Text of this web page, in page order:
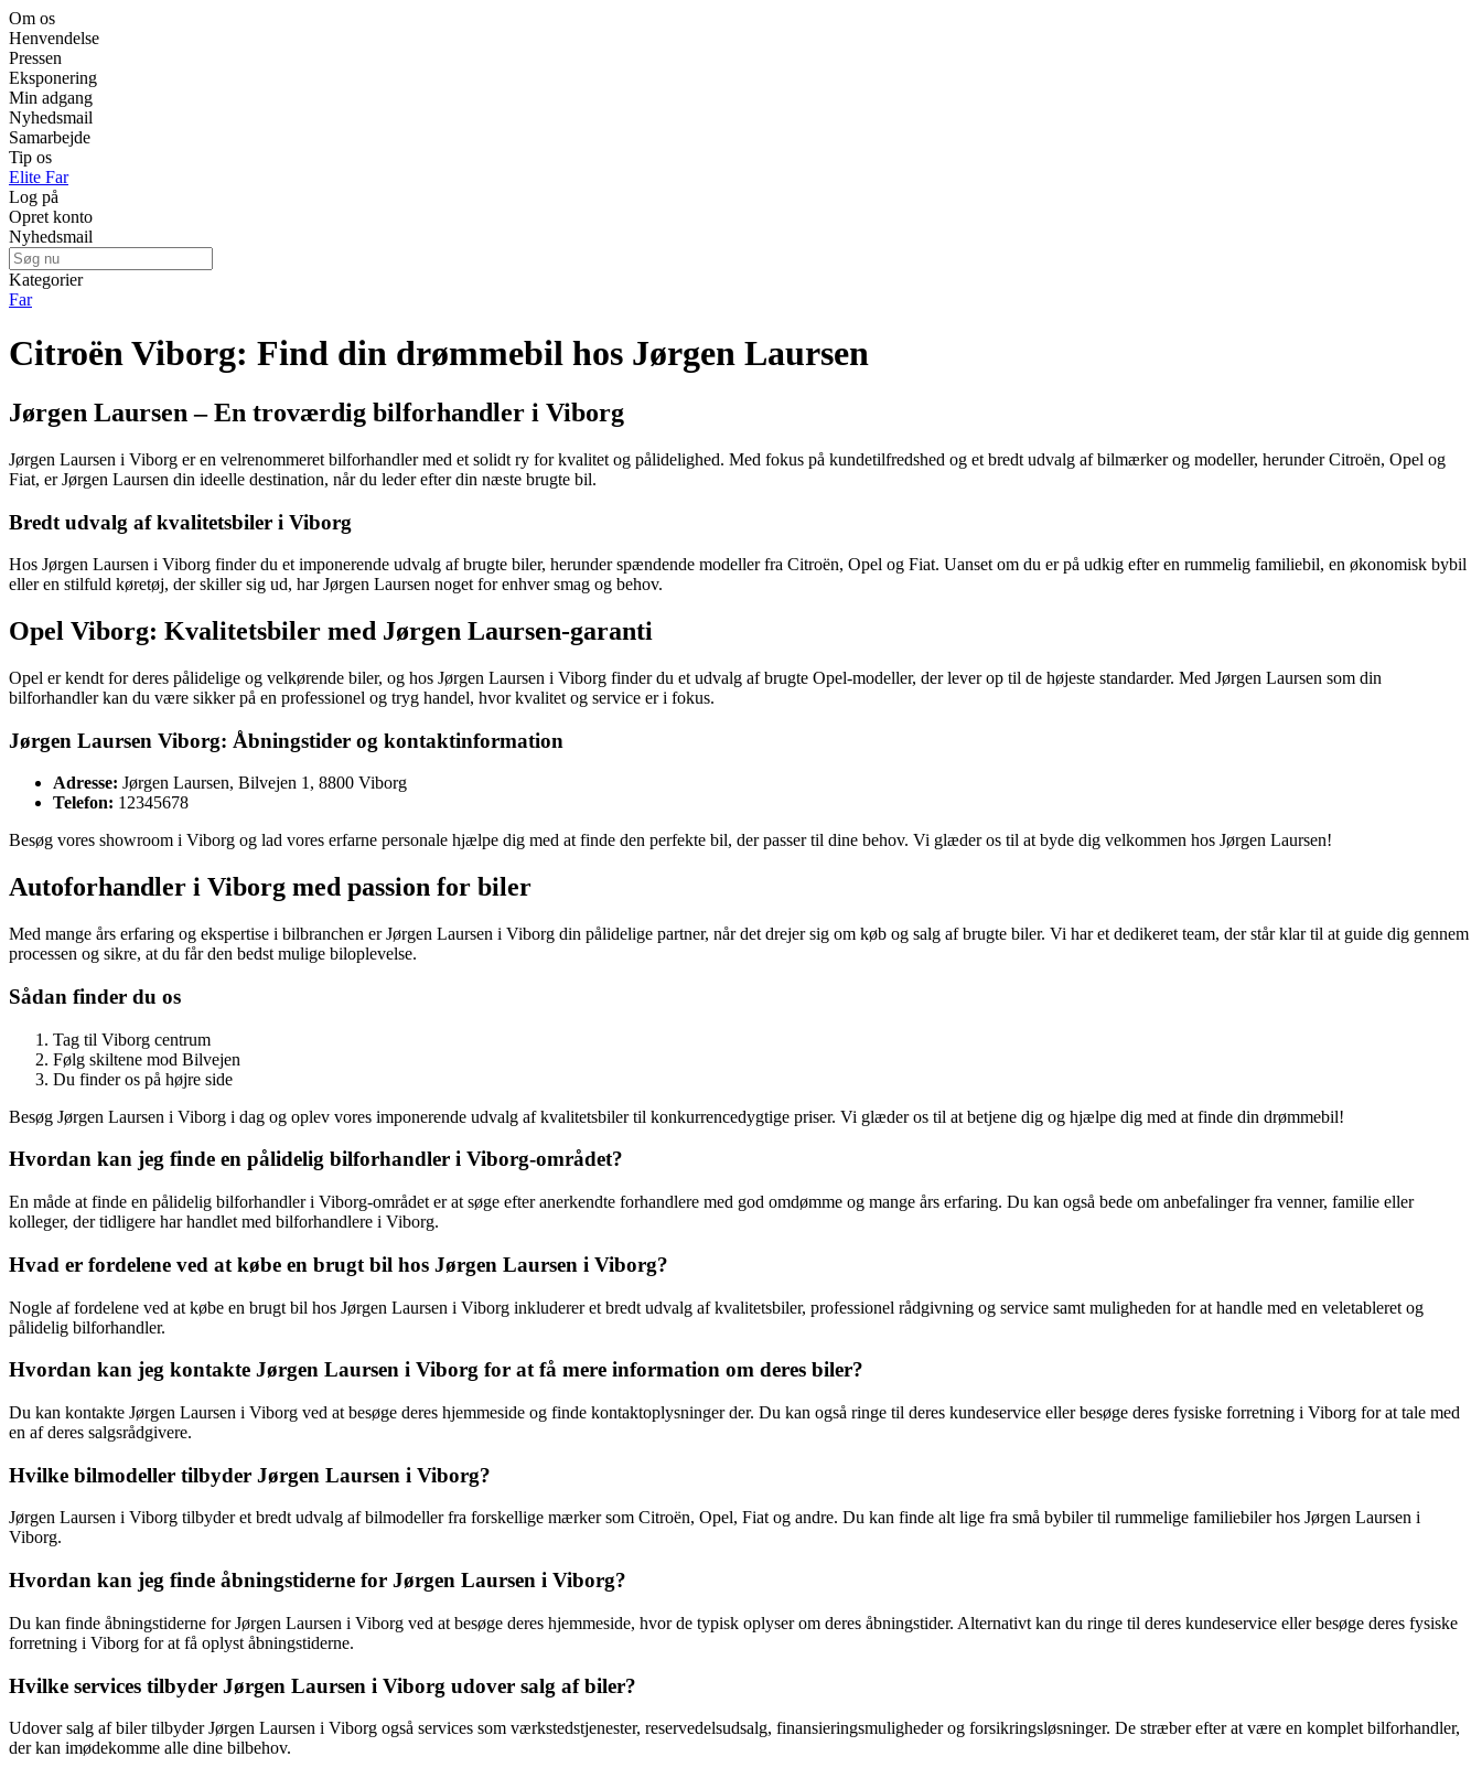
Om os
Henvendelse
Pressen
Eksponering
Min adgang
Nyhedsmail
Samarbejde
Tip os
Elite Far
Log på
Opret konto
Nyhedsmail
Kategorier
Far
Citroën Viborg: Find din drømmebil hos Jørgen Laursen
Jørgen Laursen – En troværdig bilforhandler i Viborg
Jørgen Laursen i Viborg er en velrenommeret bilforhandler med et solidt ry for kvalitet og pålidelighed. Med fokus på kundetilfredshed og et bredt udvalg af bilmærker og modeller, herunder Citroën, Opel og
Fiat, er Jørgen Laursen din ideelle destination, når du leder efter din næste brugte bil.
Bredt udvalg af kvalitetsbiler i Viborg
Hos Jørgen Laursen i Viborg finder du et imponerende udvalg af brugte biler, herunder spændende modeller fra Citroën, Opel og Fiat. Uanset om du er på udkig efter en rummelig familiebil, en økonomisk bybil
eller en stilfuld køretøj, der skiller sig ud, har Jørgen Laursen noget for enhver smag og behov.
Opel Viborg: Kvalitetsbiler med Jørgen Laursen-garanti
Opel er kendt for deres pålidelige og velkørende biler, og hos Jørgen Laursen i Viborg finder du et udvalg af brugte Opel-modeller, der lever op til de højeste standarder. Med Jørgen Laursen som din
bilforhandler kan du være sikker på en professionel og tryg handel, hvor kvalitet og service er i fokus.
Jørgen Laursen Viborg: Åbningstider og kontaktinformation
Adresse: Jørgen Laursen, Bilvejen 1, 8800 Viborg
Telefon: 12345678
Besøg vores showroom i Viborg og lad vores erfarne personale hjælpe dig med at finde den perfekte bil, der passer til dine behov. Vi glæder os til at byde dig velkommen hos Jørgen Laursen!
Autoforhandler i Viborg med passion for biler
Med mange års erfaring og ekspertise i bilbranchen er Jørgen Laursen i Viborg din pålidelige partner, når det drejer sig om køb og salg af brugte biler. Vi har et dedikeret team, der står klar til at guide dig gennem
processen og sikre, at du får den bedst mulige biloplevelse.
Sådan finder du os
Tag til Viborg centrum
Følg skiltene mod Bilvejen
Du finder os på højre side
Besøg Jørgen Laursen i Viborg i dag og oplev vores imponerende udvalg af kvalitetsbiler til konkurrencedygtige priser. Vi glæder os til at betjene dig og hjælpe dig med at finde din drømmebil!
Hvordan kan jeg finde en pålidelig bilforhandler i Viborg-området?
En måde at finde en pålidelig bilforhandler i Viborg-området er at søge efter anerkendte forhandlere med god omdømme og mange års erfaring. Du kan også bede om anbefalinger fra venner, familie eller
kolleger, der tidligere har handlet med bilforhandlere i Viborg.
Hvad er fordelene ved at købe en brugt bil hos Jørgen Laursen i Viborg?
Nogle af fordelene ved at købe en brugt bil hos Jørgen Laursen i Viborg inkluderer et bredt udvalg af kvalitetsbiler, professionel rådgivning og service samt muligheden for at handle med en veletableret og
pålidelig bilforhandler.
Hvordan kan jeg kontakte Jørgen Laursen i Viborg for at få mere information om deres biler?
Du kan kontakte Jørgen Laursen i Viborg ved at besøge deres hjemmeside og finde kontaktoplysninger der. Du kan også ringe til deres kundeservice eller besøge deres fysiske forretning i Viborg for at tale med
en af deres salgsrådgivere.
Hvilke bilmodeller tilbyder Jørgen Laursen i Viborg?
Jørgen Laursen i Viborg tilbyder et bredt udvalg af bilmodeller fra forskellige mærker som Citroën, Opel, Fiat og andre. Du kan finde alt lige fra små bybiler til rummelige familiebiler hos Jørgen Laursen i
Viborg.
Hvordan kan jeg finde åbningstiderne for Jørgen Laursen i Viborg?
Du kan finde åbningstiderne for Jørgen Laursen i Viborg ved at besøge deres hjemmeside, hvor de typisk oplyser om deres åbningstider. Alternativt kan du ringe til deres kundeservice eller besøge deres fysiske
forretning i Viborg for at få oplyst åbningstiderne.
Hvilke services tilbyder Jørgen Laursen i Viborg udover salg af biler?
Udover salg af biler tilbyder Jørgen Laursen i Viborg også services som værkstedstjenester, reservedelsudsalg, finansieringsmuligheder og forsikringsløsninger. De stræber efter at være en komplet bilforhandler,
der kan imødekomme alle dine bilbehov.